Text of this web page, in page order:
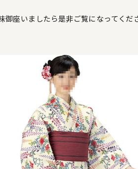
御座いましたら是非ご覧になってくだ